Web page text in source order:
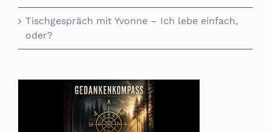
Tischgespräch mit Yvonne – Ich lebe einfach,
oder?